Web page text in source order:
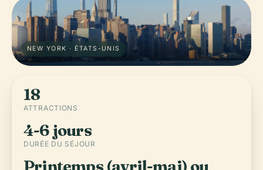
NEW YORK · ÉTATS-UNIS
18
ATTRACTIONS
4-6 jours
DURÉE DU SÉJOUR
Printemps (avril-mai) ou